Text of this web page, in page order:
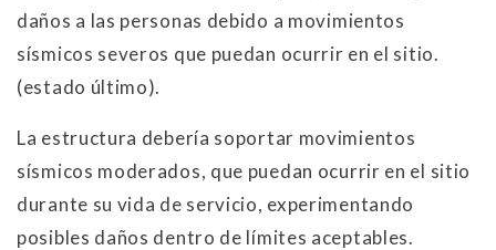
daños a las personas debido a movimientos
sísmicos severos que puedan ocurrir en el sitio.
(estado último).
La estructura debería soportar movimientos
sísmicos moderados, que puedan ocurrir en el sitio
durante su vida de servicio, experimentando
posibles daños dentro de límites aceptables.